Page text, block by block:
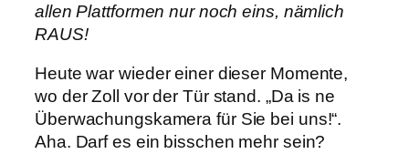
allen Plattformen nur noch eins, nämlich
RAUS!
Heute war wieder einer dieser Momente,
wo der Zoll vor der Tür stand. „Da is ne
Überwachungskamera für Sie bei uns!“.
Aha. Darf es ein bisschen mehr sein?